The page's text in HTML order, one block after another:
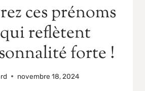
ces prénoms
reflètent
forte !
novembre 18, 2024